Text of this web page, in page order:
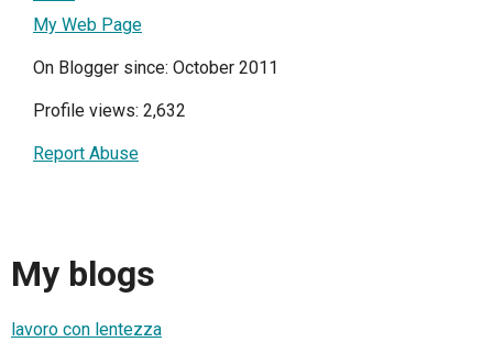
My Web Page
On Blogger since: October 2011
Profile views: 2,632
Report Abuse
My blogs
lavoro con lentezza